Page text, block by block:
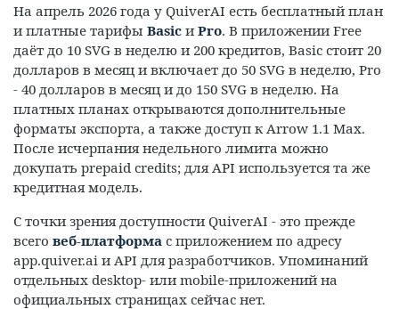
На апрель 2026 года у QuiverAI есть бесплатный план
и платные тарифы Basic и Pro. В приложении Free
даёт до 10 SVG в неделю и 200 кредитов, Basic стоит 20
долларов в месяц и включает до 50 SVG в неделю, Pro
- 40 долларов в месяц и до 150 SVG в неделю. На
платных планах открываются дополнительные
форматы экспорта, а также доступ к Arrow 1.1 Max.
После исчерпания недельного лимита можно
докупать prepaid credits; для API используется та же
кредитная модель.
С точки зрения доступности QuiverAI - это прежде
всего веб-платформа с приложением по адресу
app.quiver.ai и API для разработчиков. Упоминаний
отдельных desktop- или mobile-приложений на
официальных страницах сейчас нет.